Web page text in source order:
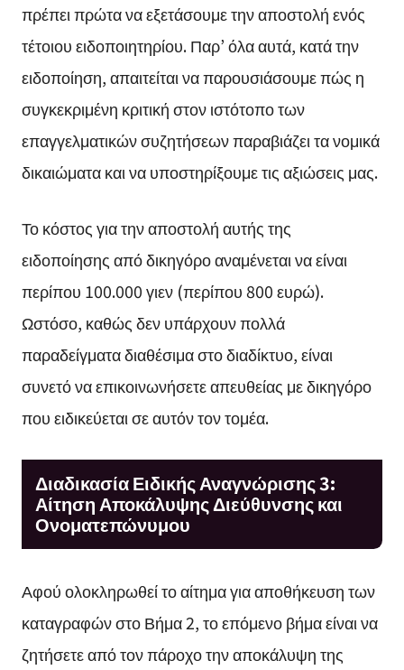
πρέπει πρώτα να εξετάσουμε την αποστολή ενός
τέτοιου ειδοποιητηρίου. Παρ’ όλα αυτά, κατά την
ειδοποίηση, απαιτείται να παρουσιάσουμε πώς η
συγκεκριμένη κριτική στον ιστότοπο των
επαγγελματικών συζητήσεων παραβιάζει τα νομικά
δικαιώματα και να υποστηρίξουμε τις αξιώσεις μας.
Το κόστος για την αποστολή αυτής της
ειδοποίησης από δικηγόρο αναμένεται να είναι
περίπου 100.000 γιεν (περίπου 800 ευρώ).
Ωστόσο, καθώς δεν υπάρχουν πολλά
παραδείγματα διαθέσιμα στο διαδίκτυο, είναι
συνετό να επικοινωνήσετε απευθείας με δικηγόρο
που ειδικεύεται σε αυτόν τον τομέα.
Διαδικασία Ειδικής Αναγνώρισης 3:
Αίτηση Αποκάλυψης Διεύθυνσης και
Ονοματεπώνυμου
Αφού ολοκληρωθεί το αίτημα για αποθήκευση των
καταγραφών στο Βήμα 2, το επόμενο βήμα είναι να
ζητήσετε από τον πάροχο την αποκάλυψη της